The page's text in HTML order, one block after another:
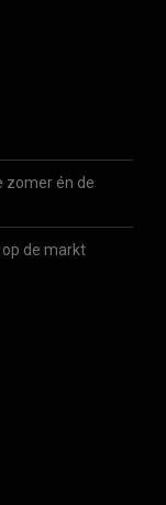
zomer én de
de markt